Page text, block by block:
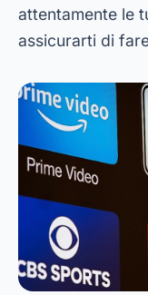
attentamente le
assicurarti di